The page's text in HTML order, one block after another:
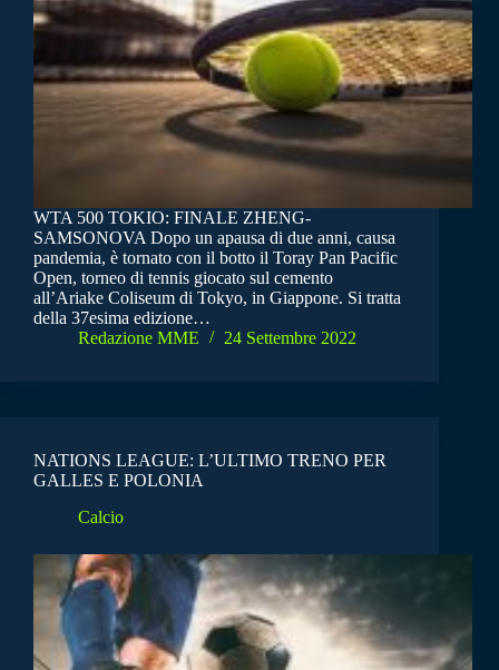
WTA 500 TOKIO: FINALE ZHENG-
SAMSONOVA Dopo un apausa di due anni, causa
pandemia, è tornato con il botto il Toray Pan Pacific
Open, torneo di tennis giocato sul cemento
all’Ariake Coliseum di Tokyo, in Giappone. Si tratta
della 37esima edizione…
Redazione MME
24 Settembre 2022
NATIONS LEAGUE: L’ULTIMO TRENO PER
GALLES E POLONIA
Calcio